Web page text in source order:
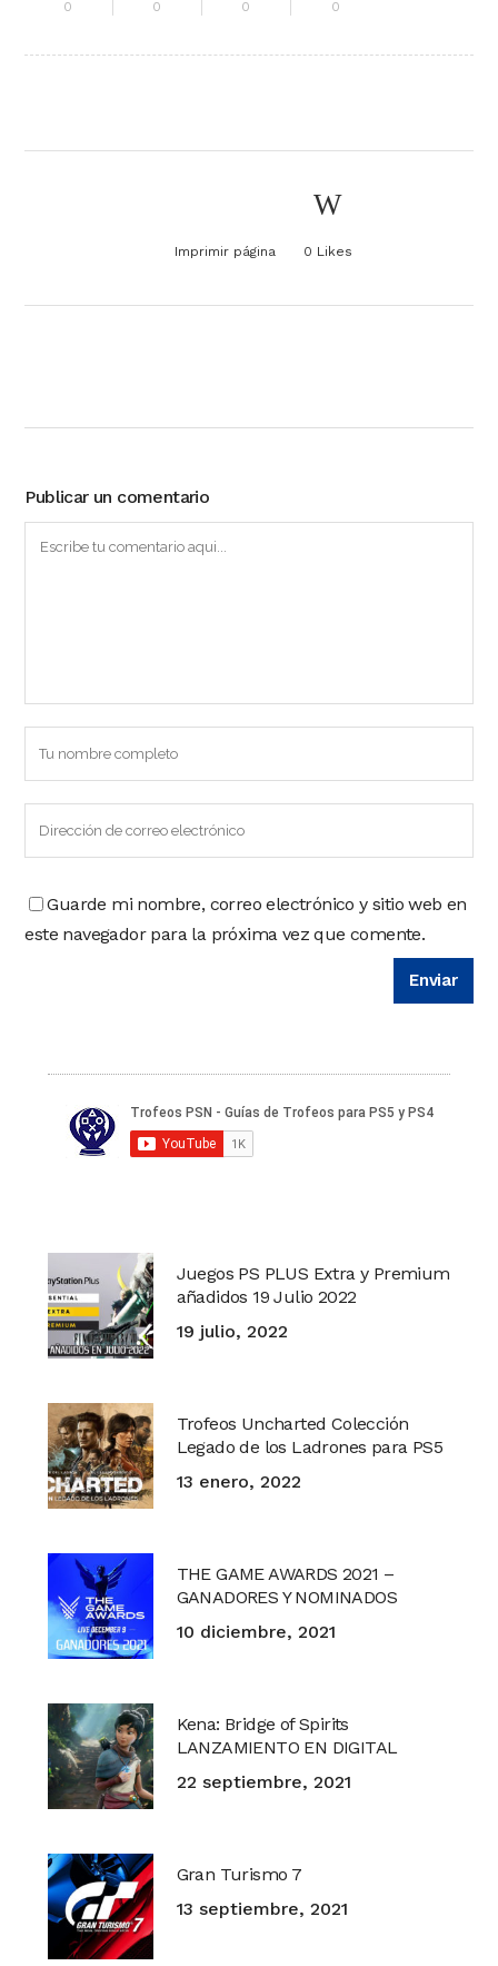
0 0 0 0
Imprimir página 0 Likes
Publicar un comentario
Guarde mi nombre, correo electrónico y sitio web en
este navegador para la próxima vez que comente.
Juegos PS PLUS Extra y Premium
añadidos 19 Julio 2022
19 julio, 2022
Trofeos Uncharted Colección
Legado de los Ladrones para PS5
13 enero, 2022
THE GAME AWARDS 2021 –
GANADORES Y NOMINADOS
10 diciembre, 2021
Kena: Bridge of Spirits
LANZAMIENTO EN DIGITAL
22 septiembre, 2021
Gran Turismo 7
13 septiembre, 2021